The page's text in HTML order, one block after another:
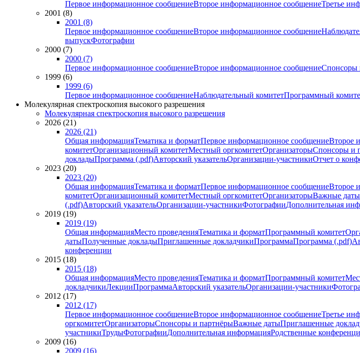
Первое информационное сообщениеВторое информационное сообщениеТретье
2001 (8)
2001 (8)
Первое информационное сообщениеВторое информационное сообщение
выпускФотографии
2000 (7)
2000 (7)
Первое информационное сообщениеВторое информационное сообщениеСпонсоры
1999 (6)
1999 (6)
Первое информационное сообщениеНаблюдательный комитетПрограммный
Молекулярная спектроскопия высокого разрешения
Молекулярная спектроскопия высокого разрешения
2026 (21)
2026 (21)
Общая информацияТематика и форматПервое информационное сообщениеВторое
комитетОрганизационный комитетМестный оргкомитетОрганизаторыСпонсоры и
докладыПрограмма (.pdf)Авторский указательОрганизации-участникиОтчет о
2023 (20)
2023 (20)
Общая информацияТематика и форматПервое информационное сообщениеВторое
комитетОрганизационный комитетМестный оргкомитетОрганизаторыВажные даты
(.pdf)Авторский указательОрганизации-участникиФотографииДополнительная
2019 (19)
2019 (19)
Общая информацияМесто проведенияТематика и форматПрограммный комитет
датыПолученные докладыПриглашенные докладчикиПрограммаПрограмма (.pdf)
конференции
2015 (18)
2015 (18)
Общая информацияМесто проведенияТематика и форматПрограммный комитет
докладчикиЛекцииПрограммаАвторский указательОрганизации-участники
2012 (17)
2012 (17)
Первое информационное сообщениеВторое информационное сообщениеТретье
оргкомитетОрганизаторыСпонсоры и партнёрыВажные датыПриглашенные
участникиТрудыФотографииДополнительная информацияРодственные
2009 (16)
2009 (16)